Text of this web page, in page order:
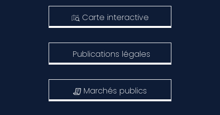
Carte interactive
Publications légales
Marchés publics